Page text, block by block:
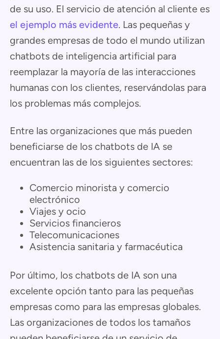
de su uso. El servicio de atención al cliente es
el ejemplo más evidente. Las pequeñas y
grandes empresas de todo el mundo utilizan
chatbots de inteligencia artificial para
reemplazar la mayoría de las interacciones
humanas con los clientes, reservándolas para
los problemas más complejos.
Entre las organizaciones que más pueden
beneficiarse de los chatbots de IA se
encuentran las de los siguientes sectores:
Comercio minorista y comercio
electrónico
Viajes y ocio
Servicios financieros
Telecomunicaciones
Asistencia sanitaria y farmacéutica
Por último, los chatbots de IA son una
excelente opción tanto para las pequeñas
empresas como para las empresas globales.
Las organizaciones de todos los tamaños